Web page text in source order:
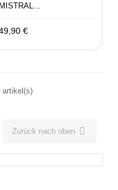
MISTRAL...
€
artikel(s)
Zurück nach oben 